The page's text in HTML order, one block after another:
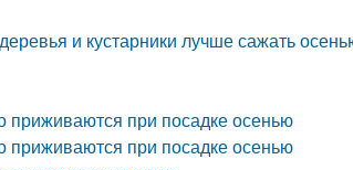
и кустарники лучше сажать
приживаются при посадке осенью
приживаются при посадке осенью